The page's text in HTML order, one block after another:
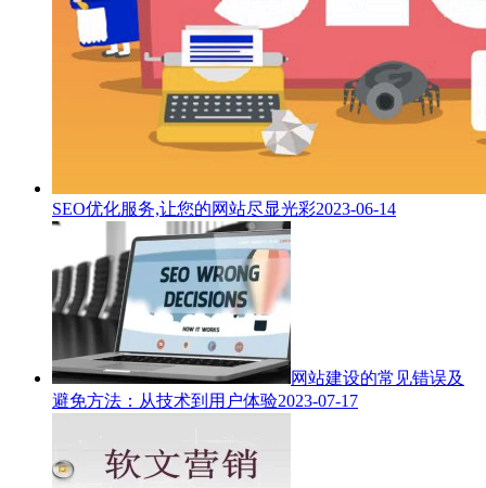
SEO优化服务,让您的网站尽显光彩2023-06-14
网站建设的常见错误及
避免方法：从技术到用户体验2023-07-17